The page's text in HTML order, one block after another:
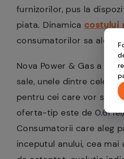
furnizorilor, pus la
piata. Dinamica costului
consumatorilor sa
Nova Power & Gas a
sale, unele dintre cele
pentru cei care vor sa
oferta-tip este de 0.61
Consumatorii care aleg
inceputul anului, cea